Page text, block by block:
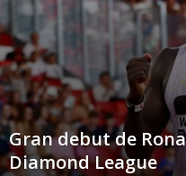
Gran debut de
Diamond League